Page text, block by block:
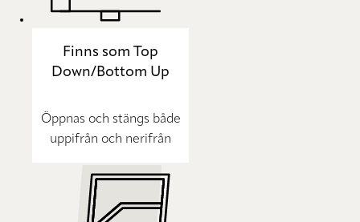
Finns som Top
Down/Bottom Up
Öppnas och stängs både
uppifrån och nerifrån